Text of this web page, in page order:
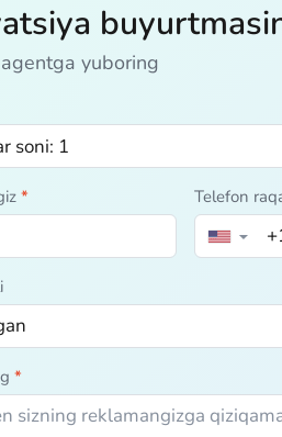
yuboring
* Telefon
▼
*